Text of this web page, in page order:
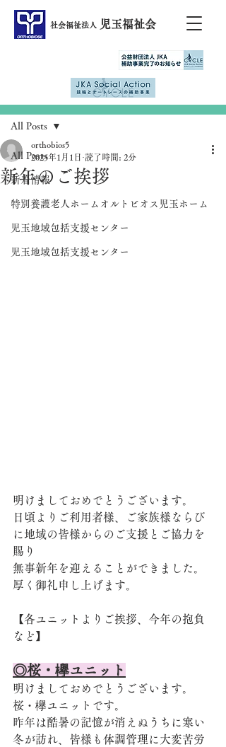
社会福祉法人 児玉福祉会
All Posts
新着情報
特別養護老人ホームオルトビオス児玉ホーム
児玉地域包括支援センター
児玉地域包括支援センター
All Posts
新年のご挨拶
orthobios5
2025年1月1日 読了時間: 2分
明けましておめでとうございます。
日頃よりご利用者様、ご家族様ならび
に地域の皆様からのご支援とご協力を
賜り
無事新年を迎えることができました。
厚く御礼申し上げます。
【各ユニットよりご挨拶、今年の抱負
など】
◎桜・欅ユニット
明けましておめでとうございます。
桜・欅ユニットです。
昨年は酷暑の記憶が消えぬうちに寒い
冬が訪れ、皆様も体調管理に大変苦労